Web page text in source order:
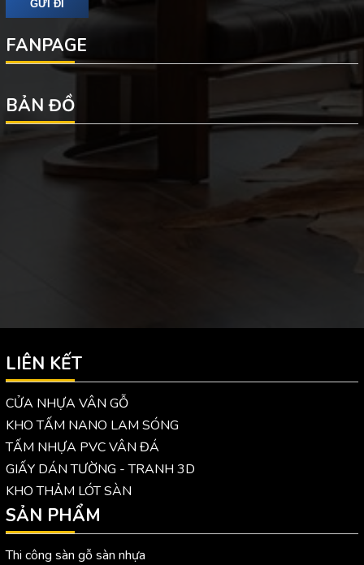
FANPAGE
BẢN ĐỒ
LIÊN KẾT
CỬA NHỰA VÂN GỖ
KHO TẤM NANO LAM SÓNG
TẤM NHỰA PVC VÂN ĐÁ
GIẤY DÁN TƯỜNG - TRANH 3D
KHO THẢM LÓT SÀN
SẢN PHẨM
Thi công sàn gỗ sàn nhựa